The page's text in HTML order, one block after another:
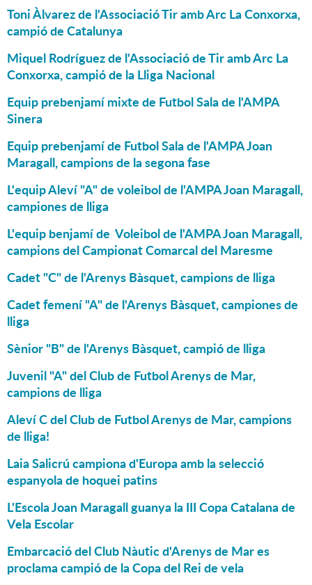
Toni Àlvarez de l'Associació Tir amb Arc La Conxorxa,
campió de Catalunya
Miquel Rodríguez de l'Associació de Tir amb Arc La
Conxorxa, campió de la Lliga Nacional
Equip prebenjamí mixte de Futbol Sala de l'AMPA
Sinera
Equip prebenjamí de Futbol Sala de l'AMPA Joan
Maragall, campions de la segona fase
L'equip Aleví "A" de voleibol de l'AMPA Joan Maragall,
campiones de lliga
L'equip benjamí de Voleibol de l'AMPA Joan Maragall,
campions del Campionat Comarcal del Maresme
Cadet "C" de l'Arenys Bàsquet, campions de lliga
Cadet femení "A" de l'Arenys Bàsquet, campiones de
lliga
Sènior "B" de l'Arenys Bàsquet, campió de lliga
Juvenil "A" del Club de Futbol Arenys de Mar,
campions de lliga
Aleví C del Club de Futbol Arenys de Mar, campions
de lliga!
Laia Salicrú campiona d'Europa amb la selecció
espanyola de hoquei patins
L'Escola Joan Maragall guanya la III Copa Catalana de
Vela Escolar
Embarcació del Club Nàutic d'Arenys de Mar es
proclama campió de la Copa del Rei de vela